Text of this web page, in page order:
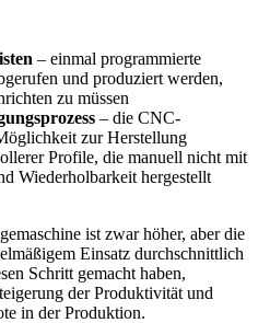
– einmal programmierte
und produziert werden,
zu müssen
– die CNC-
zur Herstellung
Profile, die manuell nicht mit
Wiederholbarkeit hergestellt
ist zwar höher, aber die
Einsatz durchschnittlich
Schritt gemacht haben,
der Produktivität und
in der Produktion.